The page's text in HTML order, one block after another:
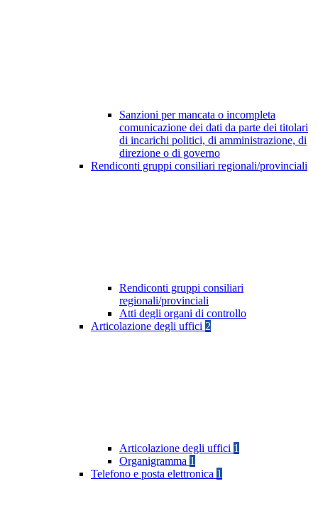
Sanzioni per mancata o incompleta
comunicazione dei dati da parte dei titolari
di incarichi politici, di amministrazione, di
direzione o di governo
Rendiconti gruppi consiliari regionali/provinciali
Rendiconti gruppi consiliari
regionali/provinciali
Atti degli organi di controllo
Articolazione degli uffici 2
Articolazione degli uffici 1
Organigramma 1
Telefono e posta elettronica 1